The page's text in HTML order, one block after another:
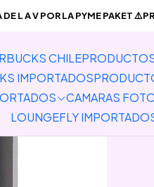
CHILE
IMPORTADOS
CAMARAS
LOUNGEFLY
L A V POR LA PYME PAKET
PRODUCTOS IMPORTADOS